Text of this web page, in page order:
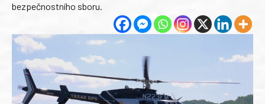
bezpečnostního sboru.